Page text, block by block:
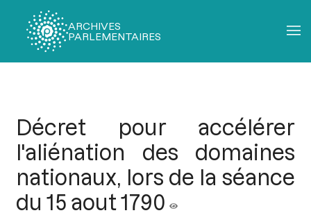
ARCHIVES
PARLEMENTAIRES
Décret pour accélérer
l'aliénation des domaines
nationaux, lors de la séance
du 15 aout 1790